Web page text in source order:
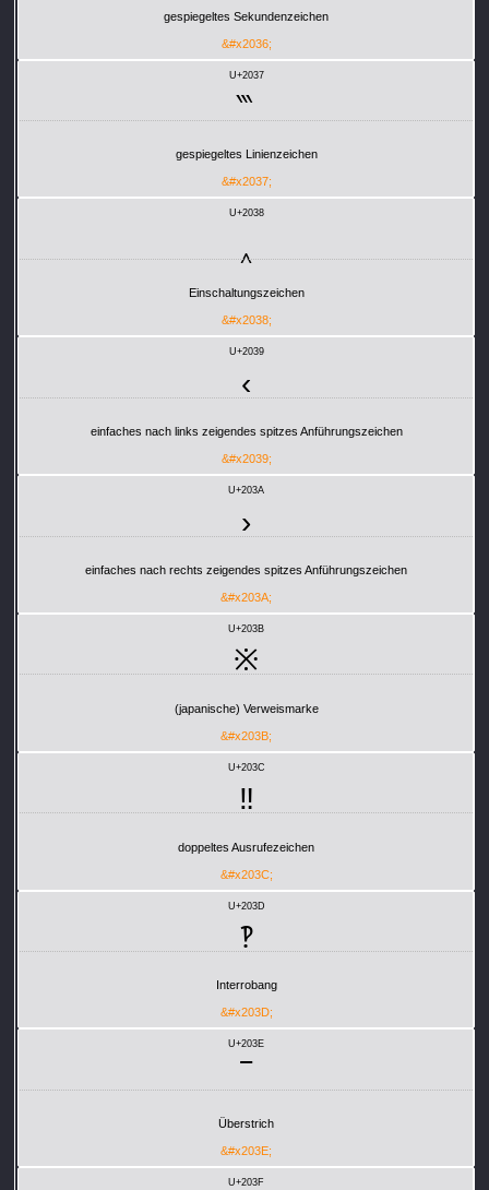
gespiegeltes Sekundenzeichen
&#x2036;
U+2037
‷
gespiegeltes Linienzeichen
&#x2037;
U+2038
‸
Einschaltungszeichen
&#x2038;
U+2039
‹
einfaches nach links zeigendes spitzes Anführungszeichen
&#x2039;
U+203A
›
einfaches nach rechts zeigendes spitzes Anführungszeichen
&#x203A;
U+203B
※
(japanische) Verweismarke
&#x203B;
U+203C
‼
doppeltes Ausrufezeichen
&#x203C;
U+203D
‽
Interrobang
&#x203D;
U+203E
Überstrich
&#x203E;
U+203F